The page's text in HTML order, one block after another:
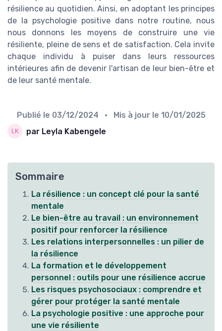
résilience au quotidien. Ainsi, en adoptant les principes
de la psychologie positive dans notre routine, nous
nous donnons les moyens de construire une vie
résiliente, pleine de sens et de satisfaction. Cela invite
chaque individu à puiser dans leurs ressources
intérieures afin de devenir l'artisan de leur bien-être et
de leur santé mentale.
Publié le 03/12/2024 • Mis à jour le 10/01/2025
par Leyla Kabengele
Sommaire
La résilience : un concept clé pour la santé
mentale
Le bien-être au travail : un environnement
positif pour renforcer la résilience
Les relations interpersonnelles : un pilier de
la résilience
La formation et le développement
personnel : outils pour une résilience accrue
Les risques psychosociaux : comprendre et
gérer pour protéger la santé mentale
La psychologie positive : une approche pour
une vie résiliente